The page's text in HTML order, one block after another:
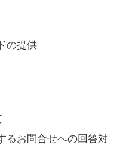
の提供
るお問合せへの回答対